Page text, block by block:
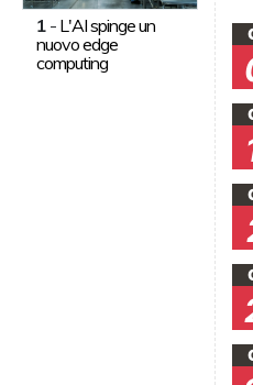
1 - L'AI spinge un
nuovo edge
computing